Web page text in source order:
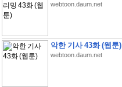
webtoon.daum.net
악한 기사 43화 (웹툰)
webtoon.daum.net